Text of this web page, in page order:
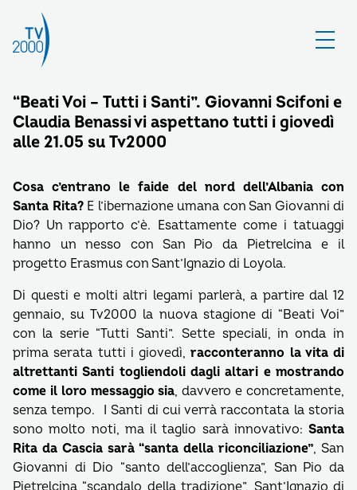
“Beati Voi – Tutti i Santi”. Giovanni Scifoni e
Claudia Benassi vi aspettano tutti i giovedì
alle 21.05 su Tv2000
Cosa c’entrano le faide del nord dell’Albania con
Santa Rita?E l’ibernazione umana con San Giovanni di
Dio? Un rapporto c’è. Esattamente come i tatuaggi
hanno un nesso con San Pio da Pietrelcina e il
progetto Erasmus con Sant’Ignazio di Loyola.
Di questi e molti altri legami parlerà, a partire dal 12
gennaio, su Tv2000 la nuova stagione di “Beati Voi”
con la serie “Tutti Santi”. Sette speciali, in onda in
prima serata tutti i giovedì,racconteranno la vita di
altrettanti Santi togliendoli dagli altari e mostrando
come il loro messaggio sia, davvero e concretamente,
senza tempo. I Santi di cui verrà raccontata la storia
sono molto noti, ma il taglio sarà innovativo: Santa
Rita da Cascia sarà “santa della riconciliazione”, San
Giovanni di Dio “santo dell’accoglienza”, San Pio da
Pietrelcina “scandalo della tradizione”, Sant’Ignazio di